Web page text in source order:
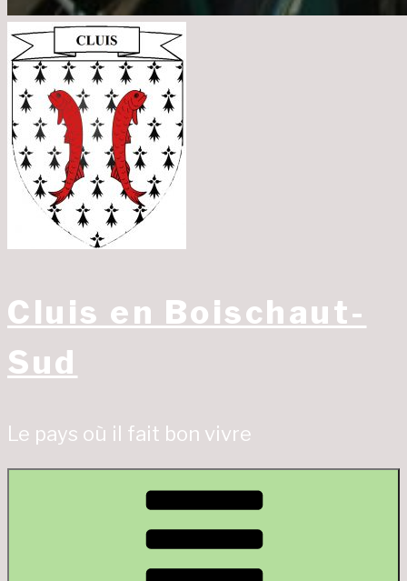
Cluis en Boischaut-
Sud
Le pays où il fait bon vivre